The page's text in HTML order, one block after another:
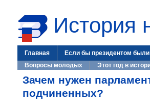
История
Главная Если бы президентом
Вопросы молодых
Этот год в
Зачем нужен
подчиненных?